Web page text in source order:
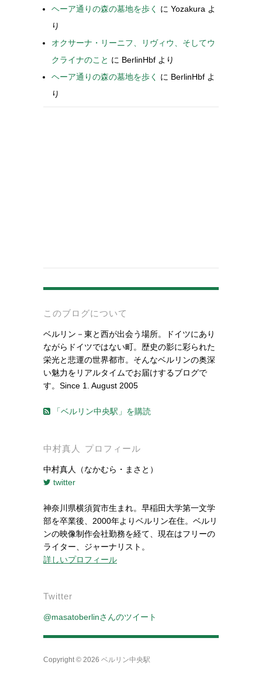
ヘーア通りの森の墓地を歩く
に Yozakura よ
り
オクサーナ・リーニフ、リヴィウ、そしてウ
クライナのこと に BerlinHbf より
ヘーア通りの森の墓地を歩く
に BerlinHbf よ
り
このブログについて
ベルリン－東と西が出会う場所。ドイツにあり
ながらドイツではない町。歴史の影に彩られた
栄光と悲運の世界都市。そんなベルリンの奥深
い魅力をリアルタイムでお届けするブログで
す。Since 1. August 2005
「ベルリン中央駅」を購読
中村真人 プロフィール
中村真人（なかむら・まさと）
twitter
神奈川県横須賀市生まれ。早稲田大学第一文学
部を卒業後、2000年よりベルリン在住。ベルリ
ンの映像制作会社勤務を経て、現在はフリーの
ライター、ジャーナリスト。
詳しいプロフィール
Twitter
@masatoberlinさんのツイート
Copyright © 2026 ベルリン中央駅